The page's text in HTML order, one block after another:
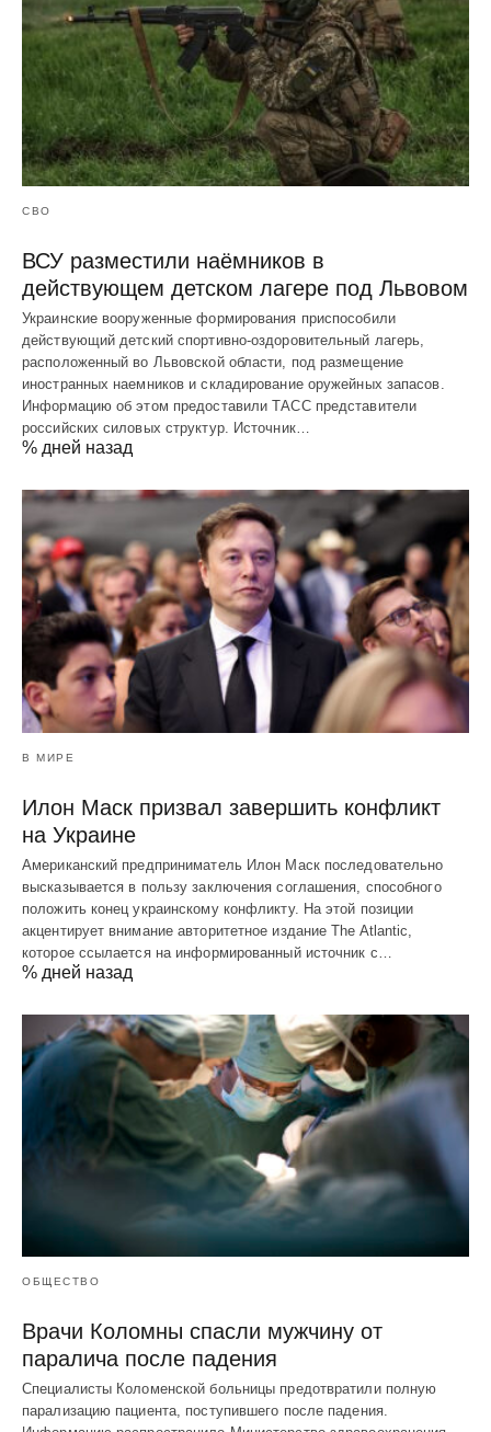
СВО
ВСУ разместили наёмников в
действующем детском лагере под Львовом
Украинские вооруженные формирования приспособили
действующий детский спортивно-оздоровительный лагерь,
расположенный во Львовской области, под размещение
иностранных наемников и складирование оружейных запасов.
Информацию об этом предоставили ТАСС представители
российских силовых структур. Источник…
% дней назад
В МИРЕ
Илон Маск призвал завершить конфликт
на Украине
Американский предприниматель Илон Маск последовательно
высказывается в пользу заключения соглашения, способного
положить конец украинскому конфликту. На этой позиции
акцентирует внимание авторитетное издание The Atlantic,
которое ссылается на информированный источник с…
% дней назад
ОБЩЕСТВО
Врачи Коломны спасли мужчину от
паралича после падения
Специалисты Коломенской больницы предотвратили полную
парализацию пациента, поступившего после падения.